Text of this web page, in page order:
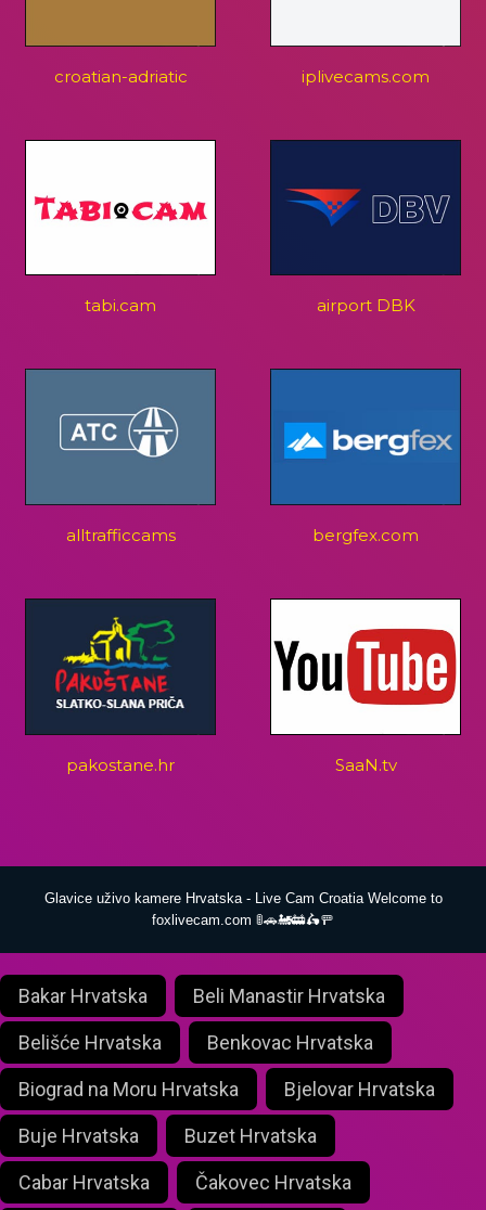
croatian-adriatic iplivecams.com
tabi.cam airport DBK
alltrafficcams bergfex.com
pakostane.hr SaaN.tv
Glavice uživo kamere Hrvatska - Live Cam Croatia Welcome to
foxlivecam.com 🚦🚗🚂🚋🛵🚥
Bakar Hrvatska Beli Manastir Hrvatska
Belišće Hrvatska Benkovac Hrvatska
Biograd na Moru Hrvatska Bjelovar Hrvatska
Buje Hrvatska Buzet Hrvatska
Cabar Hrvatska Čakovec Hrvatska